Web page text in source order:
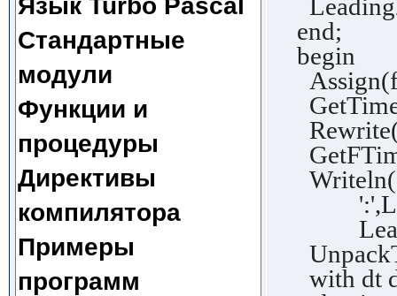
Стандартные
модули
Функции и
процедуры
Директивы
компилятора
Примеры
программ
end;
begin
with dt